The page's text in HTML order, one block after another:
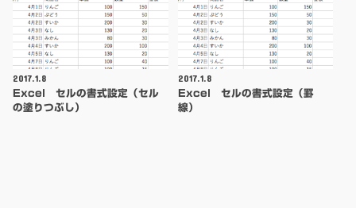
2017.1.8
Excel セルの書式設定（セル
の塗りつぶし）
2017.1.8
Excel セルの書式設定（罫
線）